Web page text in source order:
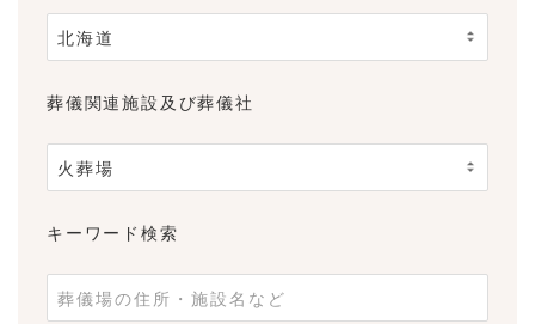
葬儀関連施設及び葬儀社
キーワード検索